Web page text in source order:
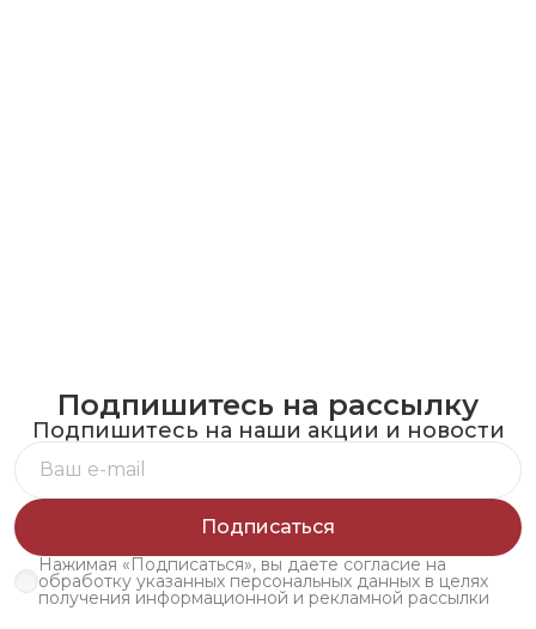
Подпишитесь на рассылку
Подпишитесь на наши акции и новости
Подписаться
Нажимая «Подписаться», вы даете согласие на
обработку указанных персональных данных в целях
получения информационной и рекламной рассылки